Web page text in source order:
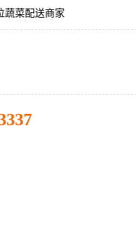
蔬菜配送商家